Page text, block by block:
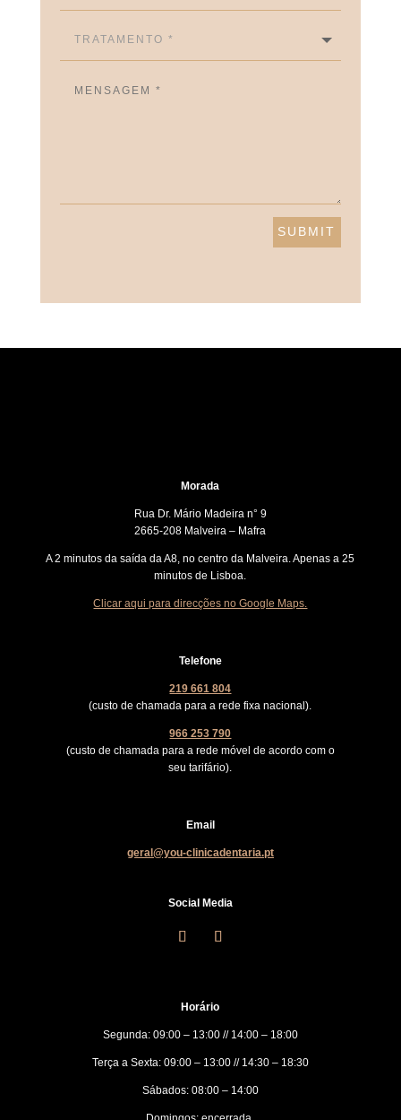
SUBMIT
Morada
Rua Dr. Mário Madeira n° 9
2665-208 Malveira – Mafra
A 2 minutos da saída da A8, no centro da Malveira. Apenas a 25
minutos de Lisboa.
Clicar aqui para direcções no Google Maps.
Telefone
219 661 804
(custo de chamada para a rede fixa nacional).
966 253 790
(custo de chamada para a rede móvel de acordo com o
seu tarifário).
Email
geral@you-clinicadentaria.pt
Social Media
Horário
Segunda: 09:00 – 13:00 // 14:00 – 18:00
Terça a Sexta: 09:00 – 13:00 // 14:30 – 18:30
Sábados: 08:00 – 14:00